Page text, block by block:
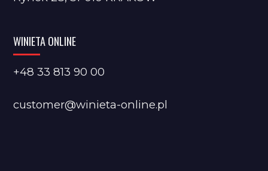
WINIETA ONLINE
+48 33 813 90 00
customer@winieta-online.pl